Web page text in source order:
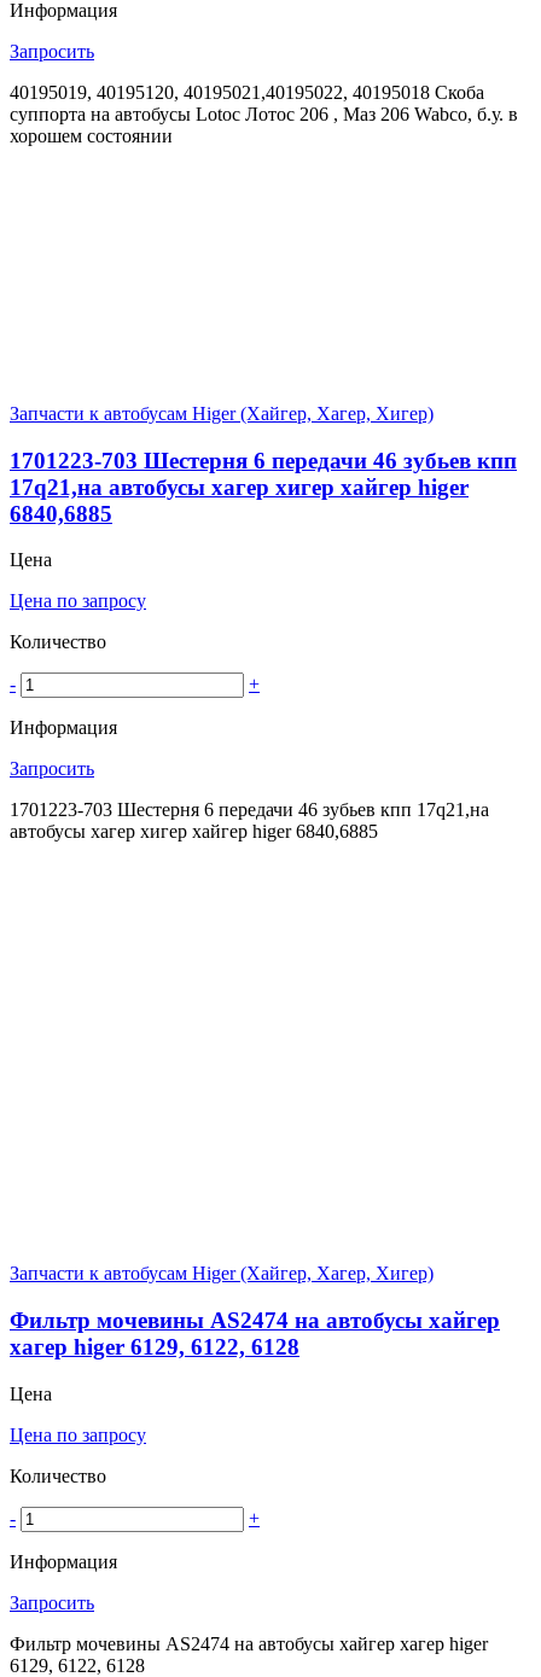
Информация
Запросить
40195019, 40195120, 40195021,40195022, 40195018 Скоба
суппорта на автобусы Lotoc Лотос 206 , Маз 206 Wabco, б.у. в
хорошем состоянии
Запчасти к автобусам Higer (Хайгер, Хагер, Хигер)
1701223-703 Шестерня 6 передачи 46 зубьев кпп
17q21,на автобусы хагер хигер хайгер higer
6840,6885
Цена
Цена по запросу
Количество
- +
Информация
Запросить
1701223-703 Шестерня 6 передачи 46 зубьев кпп 17q21,на
автобусы хагер хигер хайгер higer 6840,6885
Запчасти к автобусам Higer (Хайгер, Хагер, Хигер)
Фильтр мочевины AS2474 на автобусы хайгер
хагер higer 6129, 6122, 6128
Цена
Цена по запросу
Количество
- +
Информация
Запросить
Фильтр мочевины AS2474 на автобусы хайгер хагер higer
6129, 6122, 6128